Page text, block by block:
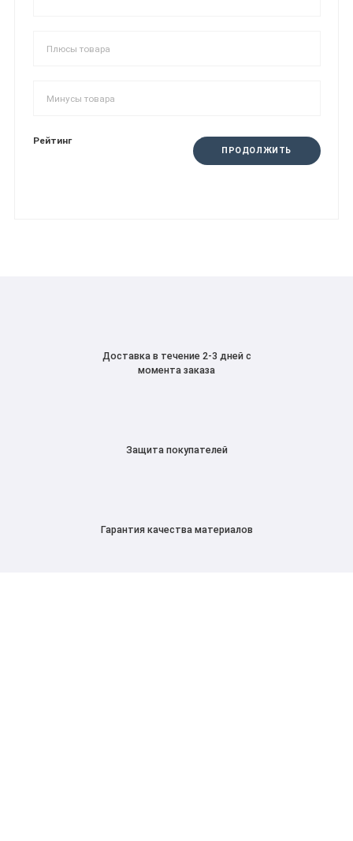
Рейтинг
ПРОДОЛЖИТЬ
Доставка в течение 2-3 дней с
момента заказа
Защита покупателей
Гарантия качества материалов